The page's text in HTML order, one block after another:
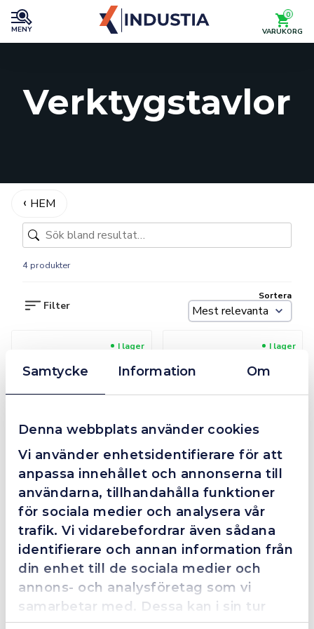
Samtycke Information Om
Denna webbplats använder cookies
Vi använder enhetsidentifierare för att
anpassa innehållet och annonserna till
användarna, tillhandahålla funktioner
för sociala medier och analysera vår
trafik. Vi vidarebefordrar även sådana
identifierare och annan information från
din enhet till de sociala medier och
annons- och analysföretag som vi
samarbetar med. Dessa kan i sin tur
kombinera informationen med annan
MENY
0
VARUKORG
Verktygstavlor
HEM
4 produkter
Sortera
Filter
I lager
499 kr
Mer info
I lager
1 199 kr
Mer info
I lager I lager